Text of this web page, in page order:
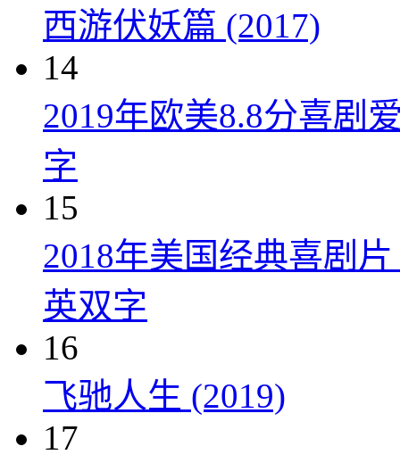
西游伏妖篇 (2017)
14
2019年欧美8.8分喜剧
字
15
2018年美国经典喜剧
英双字
16
飞驰人生 (2019)
17